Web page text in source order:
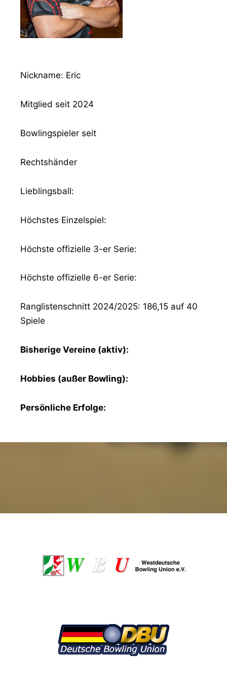
Nickname: Eric
Mitglied seit 2024
Bowlingspieler seit
Rechtshänder
Lieblingsball:
Höchstes Einzelspiel:
Höchste offizielle 3-er Serie:
Höchste offizielle 6-er Serie:
Ranglistenschnitt 2024/2025: 186,15 auf 40
Spiele
Bisherige Vereine (aktiv):
Hobbies (außer Bowling):
Persönliche Erfolge: